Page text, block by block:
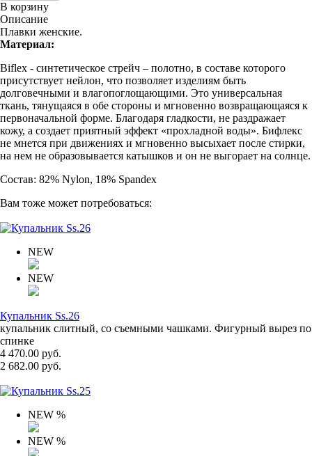
В корзину
Описание
Плавки женские.
Материал:
Biflex - cинтетическое стрейч – полотно, в составе которого
присутствует нейлон, что позволяет изделиям быть
долговечными и влагопоглощающими. Это универсальная
ткань, тянущаяся в обе стороны и мгновенно возвращающаяся к
первоначальной форме. Благодаря гладкости, не раздражает
кожу, а создает приятный эффект «прохладной воды». Бифлекс
не мнется при движениях и мгновенно высыхает после стирки,
на нем не образовывается катышков и он не выгорает на солнце.
Состав: 82% Nylon, 18% Spandex
Вам тоже может потребоваться:
NEW
NEW
Купальник Ss.26
купальник слитный, со съемными чашками. Фигурный вырез по
спинке
4 470.00 руб.
2 682.00 руб.
NEW %
NEW %